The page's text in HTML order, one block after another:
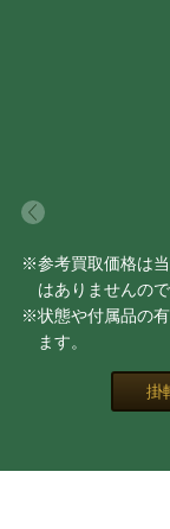
※参考買取価格は
はありませんの
※状態や付属品の
ます。
掛